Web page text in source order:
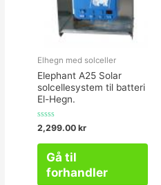
Elhegn med solceller
Elephant A25 Solar
solcellesystem til batteri
El-Hegn.
Vurderet
0
ud
2,299.00 kr
Gå til
forhandler